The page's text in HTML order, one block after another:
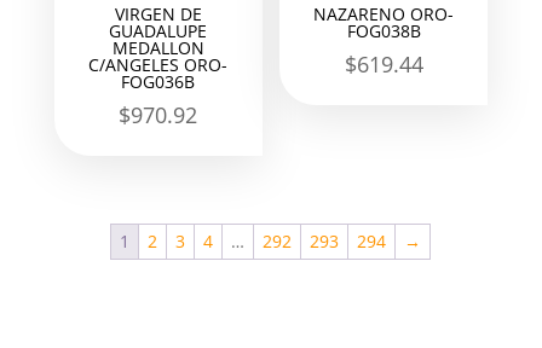
VIRGEN DE
GUADALUPE
MEDALLON
C/ANGELES ORO-
FOG036B
$970.92
NAZARENO ORO-
FOG038B
$619.44
1 2 3 4 … 292 293 294 →